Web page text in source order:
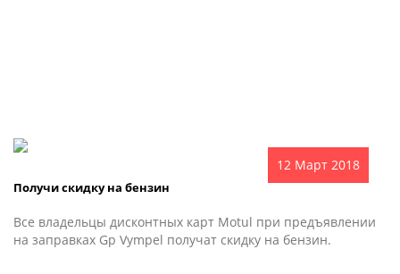
12 Март 2018
Получи скидку на бензин
Все владельцы дисконтных карт Motul при предъявлении
на заправках Gp Vympel получат скидку на бензин.